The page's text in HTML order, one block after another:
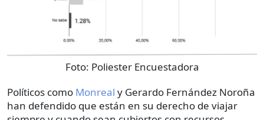
Foto: Poliester Encuestadora
Políticos como Monreal y Gerardo Fernández Noroña
han defendido que están en su derecho de viajar